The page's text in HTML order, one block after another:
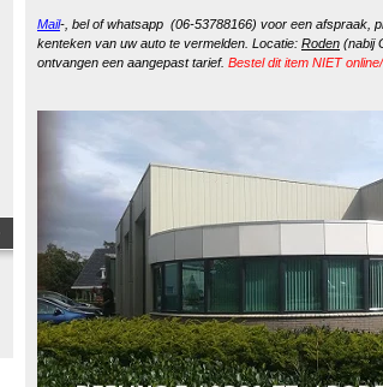
Mail-, bel of whatsapp (06-53788166) voor een afspraak,
kenteken van uw auto te vermelden. Locatie: Roden (nabij
ontvangen een aangepast tarief. Bestel dit item NIET